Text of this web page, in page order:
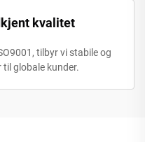
kvalitet
tilbyr vi stabile og
globale kunder.